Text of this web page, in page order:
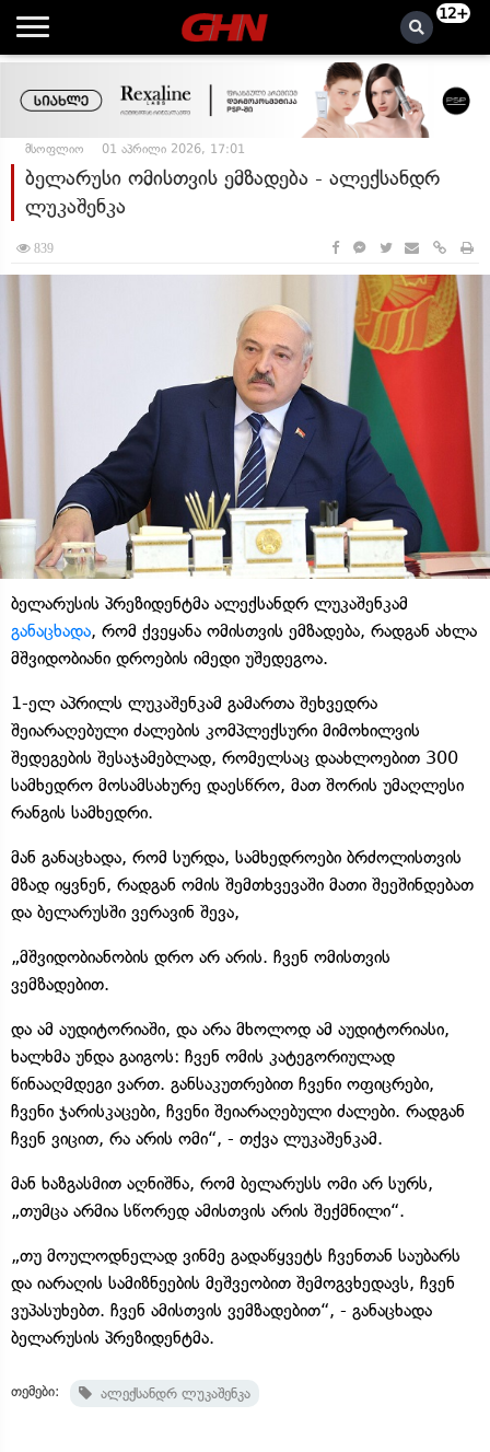
12+
მსოფლიო 01 აპრილი 2026, 17:01
ბელარუსი ომისთვის ემზადება - ალექსანდრ
ლუკაშენკა
839
ბელარუსის პრეზიდენტმა ალექსანდრ ლუკაშენკამ
განაცხადა, რომ ქვეყანა ომისთვის ემზადება, რადგან ახლა
მშვიდობიანი დროების იმედი უშედეგოა.
1-ელ აპრილს ლუკაშენკამ გამართა შეხვედრა
შეიარაღებული ძალების კომპლექსური მიმოხილვის
შედეგების შესაჯამებლად, რომელსაც დაახლოებით 300
სამხედრო მოსამსახურე დაესწრო, მათ შორის უმაღლესი
რანგის სამხედრი.
მან განაცხადა, რომ სურდა, სამხედროები ბრძოლისთვის
მზად იყვნენ, რადგან ომის შემთხვევაში მათი შეეშინდებათ
და ბელარუსში ვერავინ შევა,
„მშვიდობიანობის დრო არ არის. ჩვენ ომისთვის
ვემზადებით.
და ამ აუდიტორიაში, და არა მხოლოდ ამ აუდიტორიასი,
ხალხმა უნდა გაიგოს: ჩვენ ომის კატეგორიულად
წინააღმდეგი ვართ. განსაკუთრებით ჩვენი ოფიცრები,
ჩვენი ჯარისკაცები, ჩვენი შეიარაღებული ძალები. რადგან
ჩვენ ვიცით, რა არის ომი“, - თქვა ლუკაშენკამ.
მან ხაზგასმით აღნიშნა, რომ ბელარუსს ომი არ სურს,
„თუმცა არმია სწორედ ამისთვის არის შექმნილი“.
„თუ მოულოდნელად ვინმე გადაწყვეტს ჩვენთან საუბარს
და იარაღის სამიზნეების მეშვეობით შემოგვხედავს, ჩვენ
ვუპასუხებთ. ჩვენ ამისთვის ვემზადებით“, - განაცხადა
ბელარუსის პრეზიდენტმა.
თემები: ალექსანდრ ლუკაშენკა